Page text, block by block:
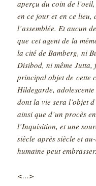
aperçu du coin de
en ce jour eten ce lieu,
l’assemblée. Et aucun
quecet agent de la
la cité de Bamberg, ni
Disibod, ni même Jutta,
principal objet decette
Hildegarde,
dont la vie sera l’objet
ainsi que d’un procès
l’Inquisition, et une
siècleaprès siècle et
humaine peut embrasser.
<…>